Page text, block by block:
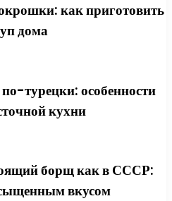
как приготовить
дома
турецки: особенности
кухни
борщ как в СССР:
вкусом